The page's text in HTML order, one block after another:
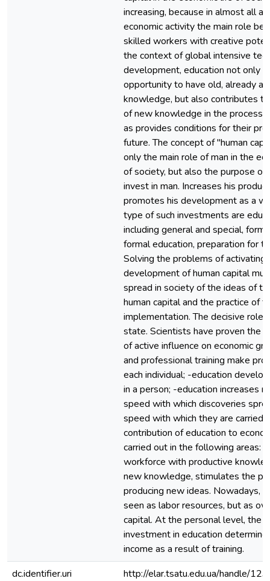
increasing, because in almost all
economic activity the main role
skilled workers with creative
the context of global intensive
development, education not only
opportunity to have old, already
knowledge, but also contributes
of new knowledge in the process
as provides conditions for their
future. The concept of "human
only the main role of man in the
of society, but also the purpose of
invest in man. Increases his
promotes his development as a
type of such investments are
including general and special,
formal education, preparation for
Solving the problems of activating
development of human capital
spread in society of the ideas of
human capital and the practice of
implementation. The decisive role
state. Scientists have proven the
of active influence on economic
and professional training make
each individual; -education
in a person; -education increases
speed with which discoveries
speed with which they are carried
contribution of education to
carried out in the following areas:
workforce with productive
new knowledge, stimulates the
producing new ideas. Nowadays,
seen as labor resources, but as
capital. At the personal level, the
investment in education
income as a result of training.
dc.identifier.uri
http://elar.tsatu.edu.ua/handle/